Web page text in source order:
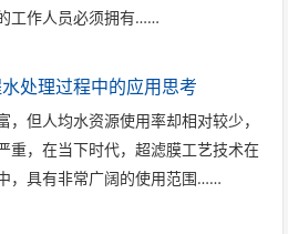
工作人员必须拥有……
处理过程中的应用思考
但人均水资源使用率却相对较少，
重，在当下时代，超滤膜工艺技术在
，具有非常广阔的使用范围……